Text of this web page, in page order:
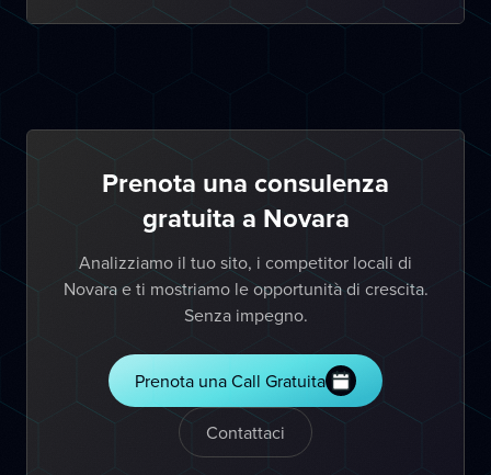
Prenota una consulenza
gratuita a Novara
Analizziamo il tuo sito, i competitor locali di
Novara e ti mostriamo le opportunità di crescita.
Senza impegno.
Prenota una Call Gratuita
Contattaci